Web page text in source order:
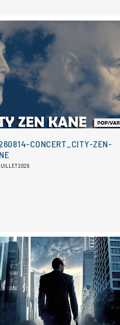
CONCERT_CITY-ZEN-
2026